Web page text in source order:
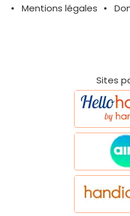
Mentions légales
Sites